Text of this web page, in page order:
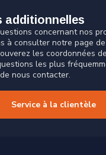
additionnelles
concernant nos
à consulter notre page
les coordonnées
les plus
nous contacter.
Service à la clientèle